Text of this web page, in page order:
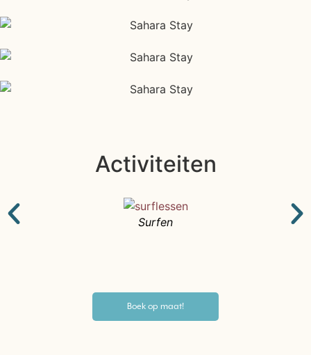
Activiteiten
Surfen
Boek op maat!